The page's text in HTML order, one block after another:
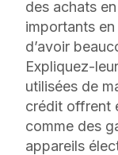
des achats
importants
d’avoir
Expliquez-
utilisées de
crédit offrent
comme des
appareils